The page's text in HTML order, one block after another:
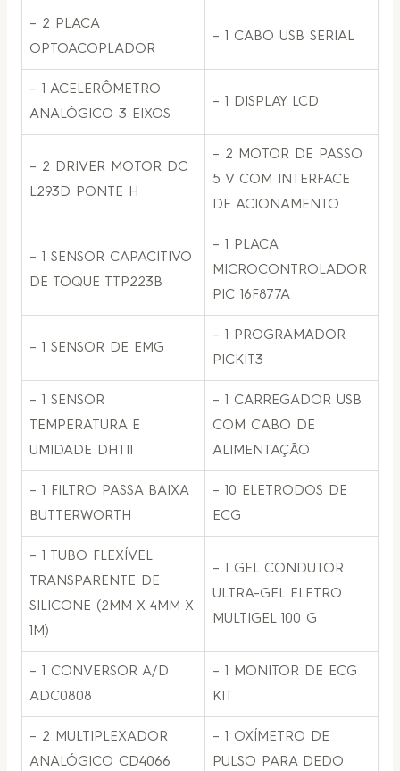
– 2 PLACA
OPTOACOPLADOR
– 1 CABO USB SERIAL
– 1 ACELERÔMETRO
ANALÓGICO 3 EIXOS
– 1 DISPLAY LCD
– 2 DRIVER MOTOR DC
L293D PONTE H
– 2 MOTOR DE PASSO
5 V COM INTERFACE
DE ACIONAMENTO
– 1 SENSOR CAPACITIVO
DE TOQUE TTP223B
– 1 PLACA
MICROCONTROLADOR
PIC 16F877A
– 1 SENSOR DE EMG
– 1 PROGRAMADOR
PICKIT3
– 1 SENSOR
TEMPERATURA E
UMIDADE DHT11
– 1 CARREGADOR USB
COM CABO DE
ALIMENTAÇÃO
– 1 FILTRO PASSA BAIXA
BUTTERWORTH
– 10 ELETRODOS DE
ECG
– 1 TUBO FLEXÍVEL
TRANSPARENTE DE
SILICONE (2MM X 4MM X
1M)
– 1 GEL CONDUTOR
ULTRA-GEL ELETRO
MULTIGEL 100 G
– 1 CONVERSOR A/D
ADC0808
– 1 MONITOR DE ECG
KIT
– 2 MULTIPLEXADOR
ANALÓGICO CD4066
– 1 OXÍMETRO DE
PULSO PARA DEDO